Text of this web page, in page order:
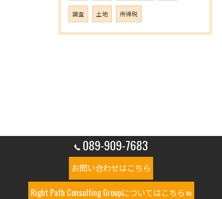
調査 土地 所得税
089-909-7683
お問い合わせはこちら
Right Path Consulting Groupについてはこちら